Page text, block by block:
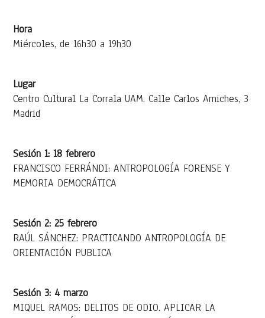
Hora
Miércoles, de 16h30 a 19h30
Lugar
Centro Cultural La Corrala UAM. Calle Carlos Arniches, 3
Madrid
Sesión 1: 18 febrero
FRANCISCO FERRÁNDI: ANTROPOLOGÍA FORENSE Y
MEMORIA DEMOCRÁTICA
Sesión 2: 25 febrero
RAÚL SÁNCHEZ: PRACTICANDO ANTROPOLOGÍA DE
ORIENTACIÓN PUBLICA
Sesión 3: 4 marzo
MIQUEL RAMOS: DELITOS DE ODIO. APLICAR LA